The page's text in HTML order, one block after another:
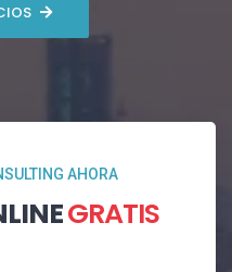
AHORA
GRATIS